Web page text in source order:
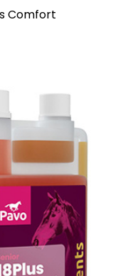
Comfort